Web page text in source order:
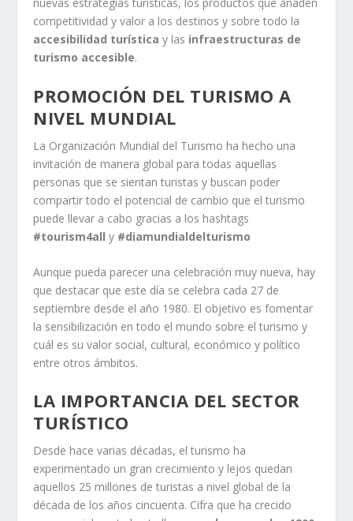
competitividad y valor a los destinos y sobre todo la
accesibilidad turística y las infraestructuras de
turismo accesible.
PROMOCIÓN DEL TURISMO A
NIVEL MUNDIAL
La Organización Mundial del Turismo ha hecho una
invitación de manera global para todas aquellas
personas que se sientan turistas y buscan poder
compartir todo el potencial de cambio que el turismo
puede llevar a cabo gracias a los hashtags
#tourism4all y #diamundialdelturismo
Aunque pueda parecer una celebración muy nueva, hay
que destacar que este día se celebra cada 27 de
septiembre desde el año 1980. El objetivo es fomentar
la sensibilización en todo el mundo sobre el turismo y
cuál es su valor social, cultural, económico y político
entre otros ámbitos.
LA IMPORTANCIA DEL SECTOR
TURÍSTICO
Desde hace varias décadas, el turismo ha
experimentado un gran crecimiento y lejos quedan
aquellos 25 millones de turistas a nivel global de la
década de los años cincuenta. Cifra que ha crecido